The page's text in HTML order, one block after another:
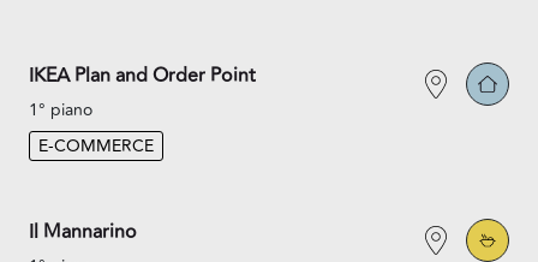
IKEA Plan and Order Point
1° piano
E-COMMERCE
Il Mannarino